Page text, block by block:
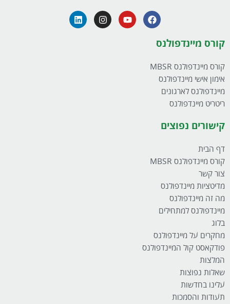
קורס מיינדפולנס
קורס מיינדפולנס MBSR
אימון אישי מיינדפולנס
מיינדפולנס לארגונים
ריטריט מיינדפולנס
קישורים נפוצים
דף הבית
קורס מיינדפולנס MBSR
צור קשר
מדיטציות מיינדפולנס
מה זה מיינדפולנס
מיינדפולנס למתחילים
בלוג
מחקרים על מיינדפולנס
פודקאסט קול המיינדפולנס
המלצות
שאלות נפוצות
עלינו בחדשות
תעודות והסמכות